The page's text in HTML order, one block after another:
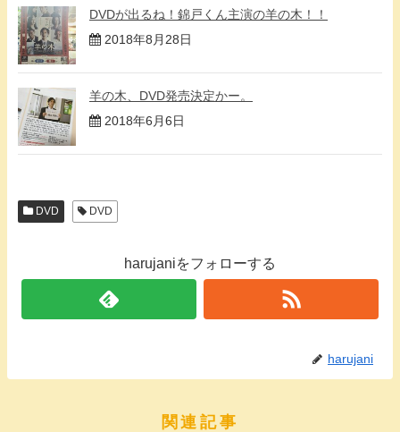
DVDが出るね！錦戸くん主演の羊の木！！
2018年8月28日
羊の木、DVD発売決定かー。
2018年6月6日
DVD DVD
harujaniをフォローする
harujani
関連記事